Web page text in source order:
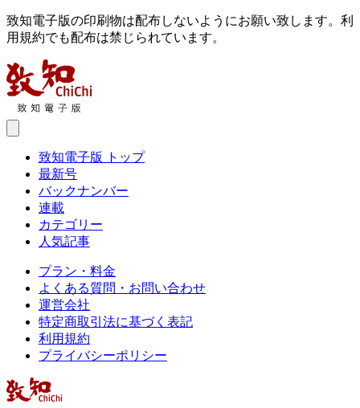
致知電子版の印刷物は配布しないようにお願い致します。利
用規約でも配布は禁じられています。
致知電子版 トップ
最新号
バックナンバー
連載
カテゴリー
人気記事
プラン・料金
よくある質問・お問い合わせ
運営会社
特定商取引法に基づく表記
利用規約
プライバシーポリシー